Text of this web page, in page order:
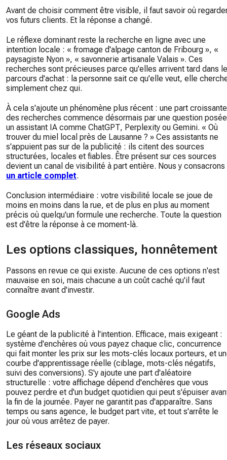
Avant de choisir comment être visible, il faut savoir où
vos futurs clients. Et la réponse a changé.
Le réflexe dominant reste la recherche en ligne avec une
intention locale : « fromage d'alpage canton de Fribourg », «
paysagiste Nyon », « savonnerie artisanale Valais ». Ces
recherches sont précieuses parce qu'elles arrivent tard dans le
parcours d'achat : la personne sait ce qu'elle veut, elle
simplement chez qui.
À cela s'ajoute un phénomène plus récent : une part croissante
des recherches commence désormais par une question
un assistant IA comme ChatGPT, Perplexity ou Gemini. « Où
trouver du miel local près de Lausanne ? » Ces assistants ne
s'appuient pas sur de la publicité : ils citent des sources
structurées, locales et fiables. Être présent sur ces sources
devient un canal de visibilité à part entière. Nous y consacrons
un article complet.
Conclusion intermédiaire : votre visibilité locale se joue de
moins en moins dans la rue, et de plus en plus au moment
précis où quelqu'un formule une recherche. Toute la question
est d'être la réponse à ce moment-là.
Les options classiques, honnêtement
Passons en revue ce qui existe. Aucune de ces options n'est
mauvaise en soi, mais chacune a un coût caché qu'il faut
connaître avant d'investir.
Google Ads
Le géant de la publicité à l'intention. Efficace, mais exigeant :
système d'enchères où vous payez chaque clic, concurrence
qui fait monter les prix sur les mots-clés locaux porteurs, et
courbe d'apprentissage réelle (ciblage, mots-clés négatifs,
suivi des conversions). S'y ajoute une part d'aléatoire
structurelle : votre affichage dépend d'enchères que vous
pouvez perdre et d'un budget quotidien qui peut s'épuiser
la fin de la journée. Payer ne garantit pas d'apparaître. Sans
temps ou sans agence, le budget part vite, et tout s'arrête le
jour où vous arrêtez de payer.
Les réseaux sociaux